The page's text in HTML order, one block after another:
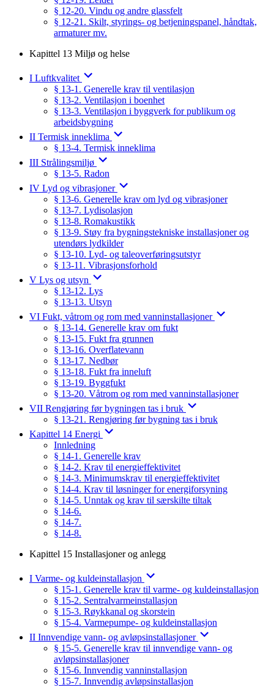
§ 12-20. Vindu og andre glassfelt
§ 12-21. Skilt, styrings- og betjeningspanel, håndtak,
armaturer mv.
Kapittel 13 Miljø og helse
I Luftkvalitet
§ 13-1. Generelle krav til ventilasjon
§ 13-2. Ventilasjon i boenhet
§ 13-3. Ventilasjon i byggverk for publikum og
arbeidsbygning
II Termisk inneklima
§ 13-4. Termisk inneklima
III Strålingsmiljø
§ 13-5. Radon
IV Lyd og vibrasjoner
§ 13-6. Generelle krav om lyd og vibrasjoner
§ 13-7. Lydisolasjon
§ 13-8. Romakustikk
§ 13-9. Støy fra bygningstekniske installasjoner og
utendørs lydkilder
§ 13-10. Lyd- og taleoverføringsutstyr
§ 13-11. Vibrasjonsforhold
V Lys og utsyn
§ 13-12. Lys
§ 13-13. Utsyn
VI Fukt, våtrom og rom med vanninstallasjoner
§ 13-14. Generelle krav om fukt
§ 13-15. Fukt fra grunnen
§ 13-16. Overflatevann
§ 13-17. Nedbør
§ 13-18. Fukt fra inneluft
§ 13-19. Byggfukt
§ 13-20. Våtrom og rom med vanninstallasjoner
VII Rengjøring før bygningen tas i bruk
§ 13-21. Rengjøring før bygning tas i bruk
Kapittel 14 Energi
Innledning
§ 14-1. Generelle krav
§ 14-2. Krav til energieffektivitet
§ 14-3. Minimumskrav til energieffektivitet
§ 14-4. Krav til løsninger for energiforsyning
§ 14-5. Unntak og krav til særskilte tiltak
§ 14-6.
§ 14-7.
§ 14-8.
Kapittel 15 Installasjoner og anlegg
I Varme- og kuldeinstallasjon
§ 15-1. Generelle krav til varme- og kuldeinstallasjon
§ 15-2. Sentralvarmeinstallasjon
§ 15-3. Røykkanal og skorstein
§ 15-4. Varmepumpe- og kuldeinstallasjon
II Innvendige vann- og avløpsinstallasjoner
§ 15-5. Generelle krav til innvendige vann- og
avløpsinstallasjoner
§ 15-6. Innvendig vanninstallasjon
§ 15-7. Innvendig avløpsinstallasjon